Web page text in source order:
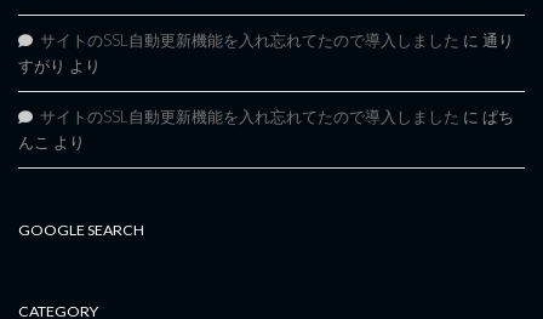
サイトのSSL自動更新機能を入れ忘れてたので導入しました に 通り
すがり より
サイトのSSL自動更新機能を入れ忘れてたので導入しました に ぱち
んこ より
GOOGLE SEARCH
CATEGORY